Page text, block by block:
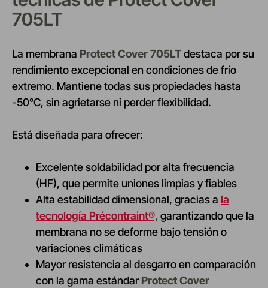
705LT
La membrana Protect Cover 705LTdestaca por su
rendimiento excepcional en condiciones de frío
extremo. Mantiene todas sus propiedades hasta
-50°C, sin agrietarse ni perder flexibilidad.
Está diseñada para ofrecer:
Excelente soldabilidad por alta frecuencia
(HF), que permite uniones limpias y fiables
Alta estabilidad dimensional, gracias a la
tecnología Précontraint®, garantizando que la
membrana no se deforme bajo tensión o
variaciones climáticas
Mayor resistencia al desgarro en comparación
con la gama estándarProtect Cover